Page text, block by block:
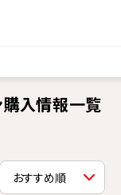
入情報一覧